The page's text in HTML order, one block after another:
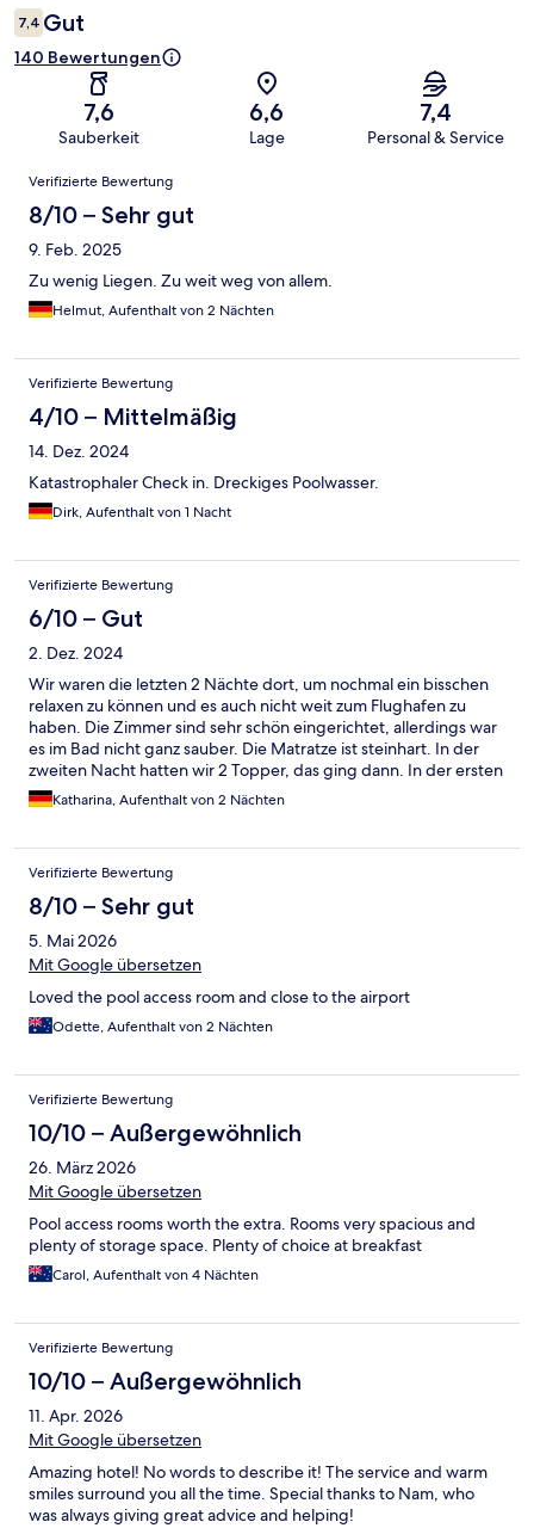
7,4 Gut
140 Bewertungen
7,6
Sauberkeit
6,6
Lage
7,4
Personal & Service
Bewertungen
Verifizierte Bewertung
8/10 – Sehr gut
9. Feb. 2025
Zu wenig Liegen. Zu weit weg von allem.
Helmut, Aufenthalt von 2 Nächten
Verifizierte Bewertung
4/10 – Mittelmäßig
14. Dez. 2024
Katastrophaler Check in. Dreckiges Poolwasser.
Dirk, Aufenthalt von 1 Nacht
Verifizierte Bewertung
6/10 – Gut
2. Dez. 2024
Wir waren die letzten 2 Nächte dort, um nochmal ein bisschen
relaxen zu können und es auch nicht weit zum Flughafen zu
haben. Die Zimmer sind sehr schön eingerichtet, allerdings war
es im Bad nicht ganz sauber. Die Matratze ist steinhart. In der
zweiten Nacht hatten wir 2 Topper, das ging dann. In der ersten
Nacht hatten wir garkeinen und man hatte wirklich das Gefühl
auf dem Boden zu liegen. Der Rest der Hotelanlage wirkte noch
Häusern waren allesamt grün und das Wasser nicht sauber. Nur
der große Gemeinschaftspool war gereinigt. Auch die anderen
öffentlichen Bereiche wirkten vereinsamt und dreckig. Das
Restaurant haben wir nicht ausprobiert, aber die Preise die dort
aufgerufen werden fanden wir auch etwas krass. Smoothies
werden mit Sirup und nicht mit frischen Früchten gemixt. Das
denen wir gegessen haben und auch deutlich günstiger als das
Hotel.
Katharina, Aufenthalt von 2 Nächten
Verifizierte Bewertung
8/10 – Sehr gut
5. Mai 2026
Mit Google übersetzen
Loved the pool access room and close to the airport
Odette, Aufenthalt von 2 Nächten
Verifizierte Bewertung
10/10 – Außergewöhnlich
26. März 2026
Mit Google übersetzen
Pool access rooms worth the extra. Rooms very spacious and
plenty of storage space. Plenty of choice at breakfast
Carol, Aufenthalt von 4 Nächten
Verifizierte Bewertung
10/10 – Außergewöhnlich
11. Apr. 2026
Mit Google übersetzen
Amazing hotel! No words to describe it! The service and warm
smiles surround you all the time. Special thanks to Nam, who
was always giving great advice and helping!